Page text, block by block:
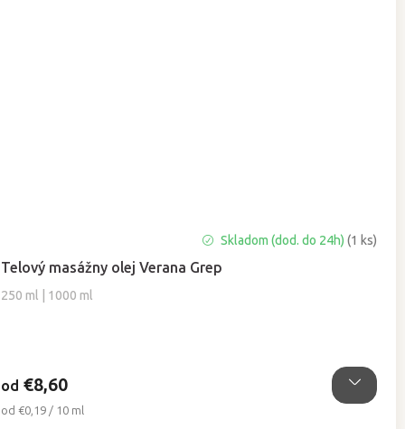
Telový masážny olej Verana Grep
250 ml | 1000 ml
hodnotenie
produktu
je
Skladom (dod. do 24h)(1 ks)
od €8,60
Jednotková
od €0,19 / 10 ml